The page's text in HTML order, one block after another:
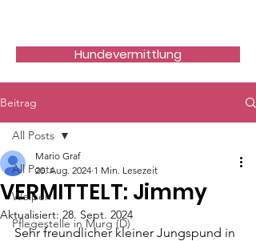
Hundevermittlung
Beitrag
All Posts
Welpen
Pflegestelle in Murg (D)
All Posts
VERMITTELT: Jimmy
Mario Graf
20. Aug. 2024 1 Min. Lesezeit
Aktualisiert: 28. Sept. 2024
Sehr freundlicher kleiner Jungspund in